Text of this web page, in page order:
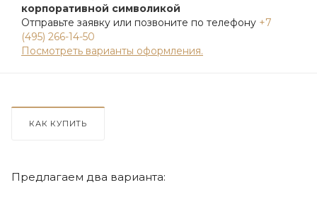
корпоративной символикой
Отправьте заявку или позвоните по телефону +7
(495) 266-14-50
Посмотреть варианты оформления.
КАК КУПИТЬ
Предлагаем два варианта: